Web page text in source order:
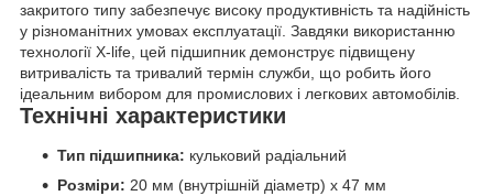
закритого типу забезпечує високу продуктивність та надійність
у різноманітних умовах експлуатації. Завдяки використанню
технології X-life, цей підшипник демонструє підвищену
витривалість та тривалий термін служби, що робить його
ідеальним вибором для промислових і легкових автомобілів.
Технічні характеристики
Тип підшипника: кульковий радіальний
Розміри: 20 мм (внутрішній діаметр) x 47 мм